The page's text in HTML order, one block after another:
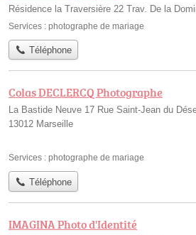
Résidence la Traversière 22 Trav. De la
Services : photographe de mariage
Téléphone
Colas DECLERCQ Photographe
La Bastide Neuve 17 Rue Saint-Jean du
13012 Marseille
Services : photographe de mariage
Téléphone
IMAGINA Photo d'Identité